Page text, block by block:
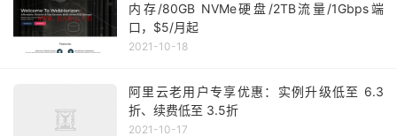
内存/80GB NVMe硬盘/2TB流量/1Gbps端
口，$5/月起
2021-10-18
阿里云老用户专享优惠：实例升级低至 6.3
折、续费低至 3.5折
2021-10-17